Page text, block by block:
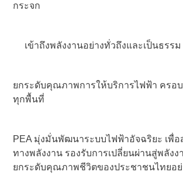
กระจก
เข้าถึงพลังงานอย่างทั่วถึงและเป็นธรรม
ยกระดับคุณภาพการให้บริการไฟฟ้า ครอ
ทุกพื้นที่
PEA มุ่งมั่นพัฒนาระบบไฟฟ้าอัจฉริยะ เพื่
ทางพลังงาน รองรับการเปลี่ยนผ่านสู่พลังง
ยกระดับคุณภาพชีวิตของประชาชนไทยอย่